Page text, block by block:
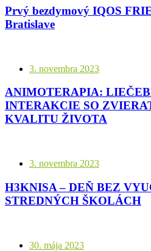
Prvý bezdymový IQOS
Bratislave
3. novembra 2023
ANIMOTERAPIA:
INTERAKCIE SO
KVALITU ŽIVOTA
3. novembra 2023
H3KNISA – DEŇ BEZ
STREDNÝCH ŠKOLÁCH
30. mája 2023